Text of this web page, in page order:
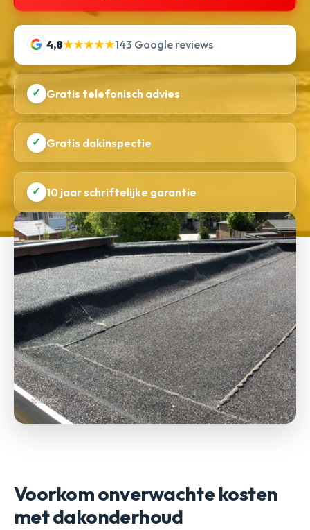
4,8★★★★★143 Google reviews
✓ Gratis telefonisch advies
✓ Gratis dakinspectie
✓ 10 jaar schriftelijke garantie
Voorkom onverwachte kosten
met dakonderhoud